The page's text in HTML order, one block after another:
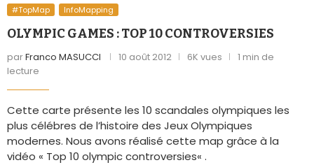
#TopMap InfoMapping
OLYMPIC GAMES : TOP 10 CONTROVERSIES
parFranco MASUCCI 10 août 2012 6K vues
1 min de
lecture
Cette carte présente les 10 scandales olympiques les
plus célébres de l’histoire des Jeux Olympiques
modernes. Nous avons réalisé cette map grâce à la
vidéo « Top 10 olympic controversies« .